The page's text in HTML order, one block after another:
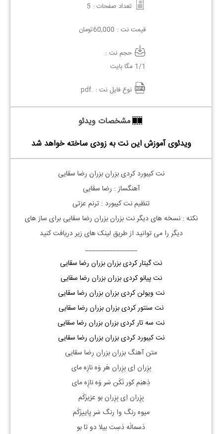
تعداد صفحات : 5
قیمت نت : 60,000تومان
حجم نت :
1/1 مگا بایت
نوع فایل نت : .pdf
مشخصات ویدئو
ویدئوی آموزش این نت به زودی ساخته خواهد شد
نتکیبورد کردی بزران بزران رضا سقایی
آهنگساز : رضا سقایی
تنظیم نتکیبورد : ترنم عزتی
نکته : نسخه های دیگر نتبزران بزران رضا سقایی برای ساز های
دیگر را می توانید از طریق لینک های زیر دریافت کنید
_______________
نت گیتار کردی بزران بزران رضا سقایی
نت پیانو کردی بزران بزران رضا سقایی
نت ویولن کردی بزران بزران رضا سقایی
نت سنتور کردی بزران بزران رضا سقایی
نت سه تار کردی بزران بزران رضا سقایی
نت کیبورد کردی بزران بزران رضا سقایی
متن آهنگ بزران بزران رضا سقایی
بِزِران اِی بِزِران هَر وَه نازِه مای
ذِهنِم کور نَکَن سَر وَه نازِه مای
بِزِران اِی بِزِران بو عزیزَکَم
میوه رنگ وا رنگ سَر پاییزَکَم
دَسمالَه دَسِت بیلا دو تا بو